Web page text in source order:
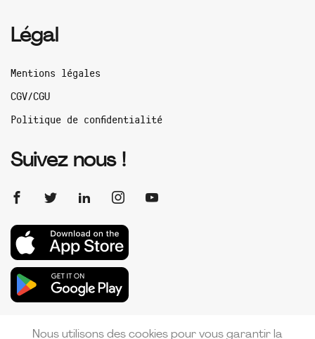
Légal
Mentions légales
CGV/CGU
Politique de confidentialité
Suivez nous !
Nous utilisons des cookies pour vous garantir la